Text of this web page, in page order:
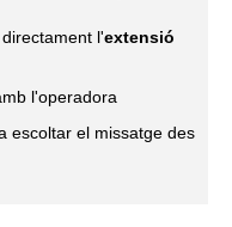
l'extensió
l'operadora
escoltar el missatge des